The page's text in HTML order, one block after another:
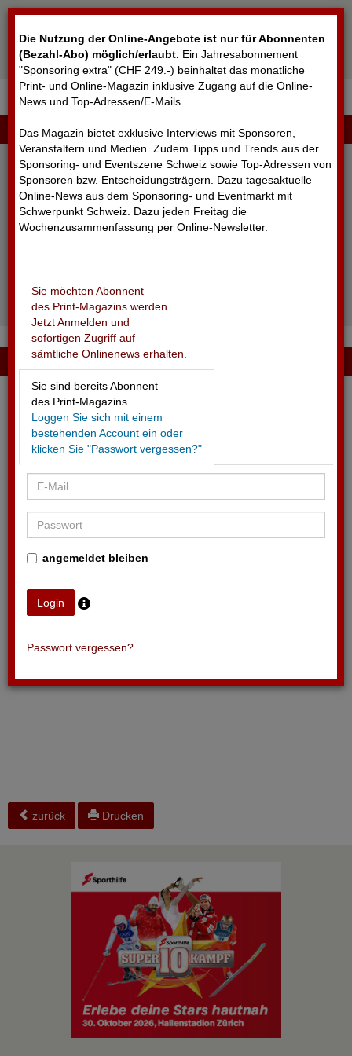
Die Nutzung der Online-Angebote ist nur für Abonnenten
(Bezahl-Abo) möglich/erlaubt. Ein Jahresabonnement
"Sponsoring extra" (CHF 249.-) beinhaltet das monatliche
Print- und Online-Magazin inklusive Zugang auf die Online-
News und Top-Adressen/E-Mails.
Das Magazin bietet exklusive Interviews mit Sponsoren,
Veranstaltern und Medien. Zudem Tipps und Trends aus der
Sponsoring- und Eventszene Schweiz sowie Top-Adressen von
Sponsoren bzw. Entscheidungsträgern. Dazu tagesaktuelle
Online-News aus dem Sponsoring- und Eventmarkt mit
Schwerpunkt Schweiz. Dazu jeden Freitag die
Wochenzusammenfassung per Online-Newsletter.
Sie möchten Abonnent
des Print-Magazins werden
Jetzt Anmelden und
sofortigen Zugriff auf
sämtliche Onlinenews erhalten.
Sie sind bereits Abonnent
des Print-Magazins
Loggen Sie sich mit einem
bestehenden Account ein oder
klicken Sie "Passwort vergessen?"
angemeldet bleiben
Passwort vergessen?
LOGIN
Passwort vergessen?
Noch nicht registriert?
11.05.2026 - SWISS
Kampagne zur Eishockey-WM mit NHL-Stars
zurück Drucken
Cookie-Einstellungen